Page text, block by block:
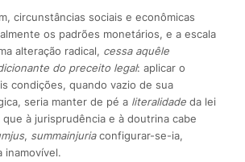
circunstâncias sociais e econômicas
os padrões monetários, e a escala
alteração radical, cessa aquêle
do preceito legal: aplicar o
condições, quando vazio de sua
seria manter de pé a literalidadeda lei
à jurisprudência e à doutrina cabe
jus, summainjuriaconfigurar-se-ia,
inamovível.